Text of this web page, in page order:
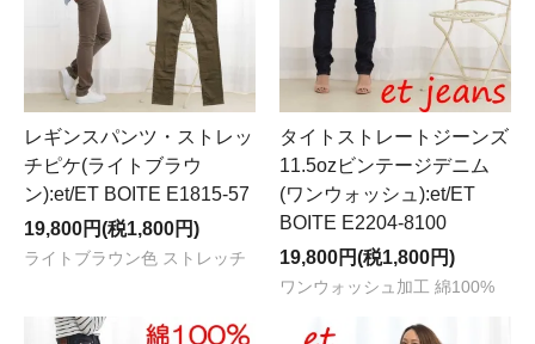
レギンスパンツ・ストレッ
チピケ(ライトブラウ
ン):et/ET BOITE E1815-57
19,800円(税1,800円)
ライトブラウン色 ストレッチ
タイトストレートジーンズ
11.5ozビンテージデニム
(ワンウォッシュ):et/ET
BOITE E2204-8100
19,800円(税1,800円)
ワンウォッシュ加工 綿100%